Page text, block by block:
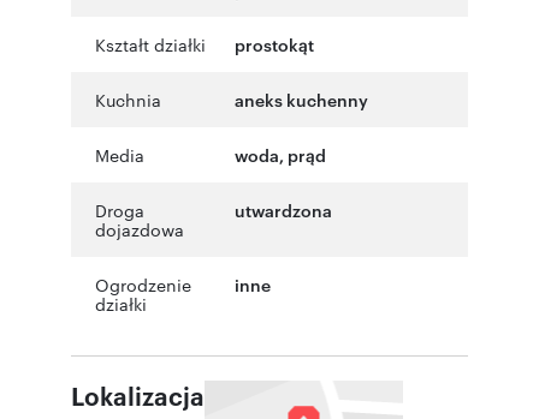
Kształt działki prostokąt
Kuchnia aneks kuchenny
Media woda, prąd
Droga
dojazdowa
utwardzona
Ogrodzenie
działki
inne
Lokalizacja